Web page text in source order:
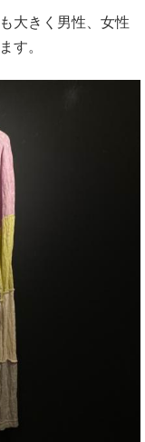
大きく男性、女性
す。